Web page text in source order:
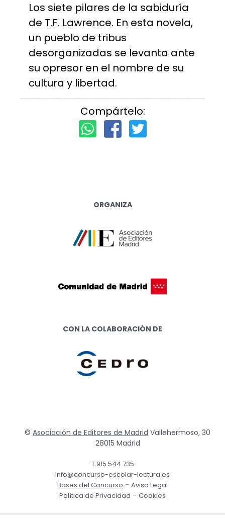
Los siete pilares de la sabiduría
de T.F. Lawrence. En esta novela,
un pueblo de tribus
desorganizadas se levanta ante
su opresor en el nombre de su
cultura y libertad.
Compártelo:
ORGANIZA
CON LA COLABORACIÓN DE
© Asociación de Editores de Madrid Vallehermoso, 30
28015 Madrid
T.915 544 735
info@concurso-escolar-lectura.es
Bases del Concurso - Aviso Legal
Política de Privacidad - Cookies